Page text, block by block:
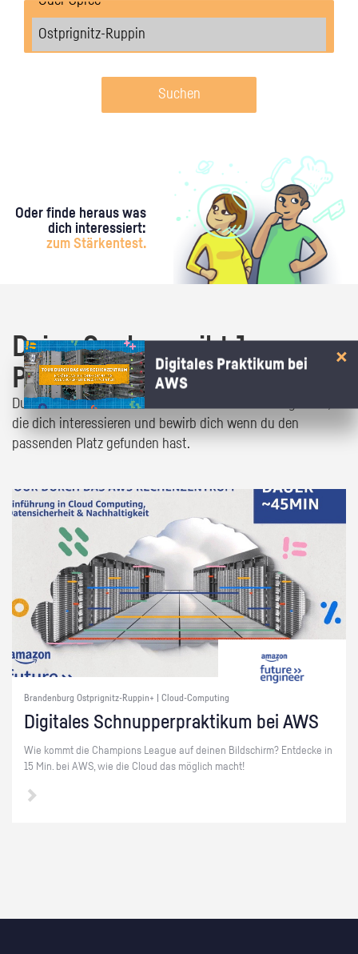
Suchen
Oder finde heraus was
dich interessiert:
zum Stärkentest.
Deine Suche ergibt 1
Praktikumsangebot!
Du bist fast da! Klick dich durch die Praktikumsangebote,
die dich interessieren und bewirb dich wenn du den
passenden Platz gefunden hast.
Brandenburg Ostprignitz-Ruppin+ | Cloud-Computing
Di­gi­ta­les Schnup­per­prak­ti­kum bei AWS
Wie kommt die Cham­pi­ons Le­ague auf dei­nen Bild­schirm? Ent­de­cke in
15 Min. bei AWS, wie die Cloud das mög­lich macht!
Digitales Praktikum bei
AWS